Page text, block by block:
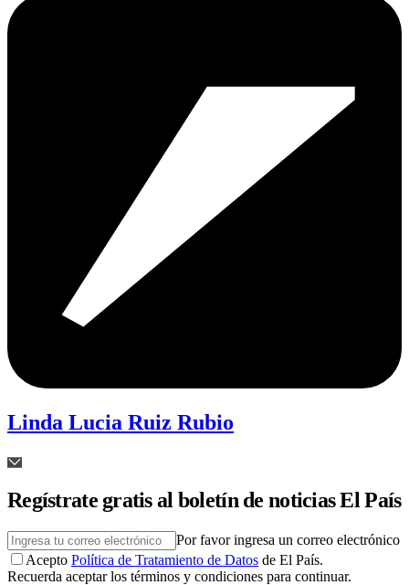
Linda Lucia Ruiz Rubio
Regístrate gratis al boletín de noticias El País
Por favor ingresa un correo electrónico
Acepto Política de Tratamiento de Datos de El País.
Recuerda aceptar los términos y condiciones para continuar.